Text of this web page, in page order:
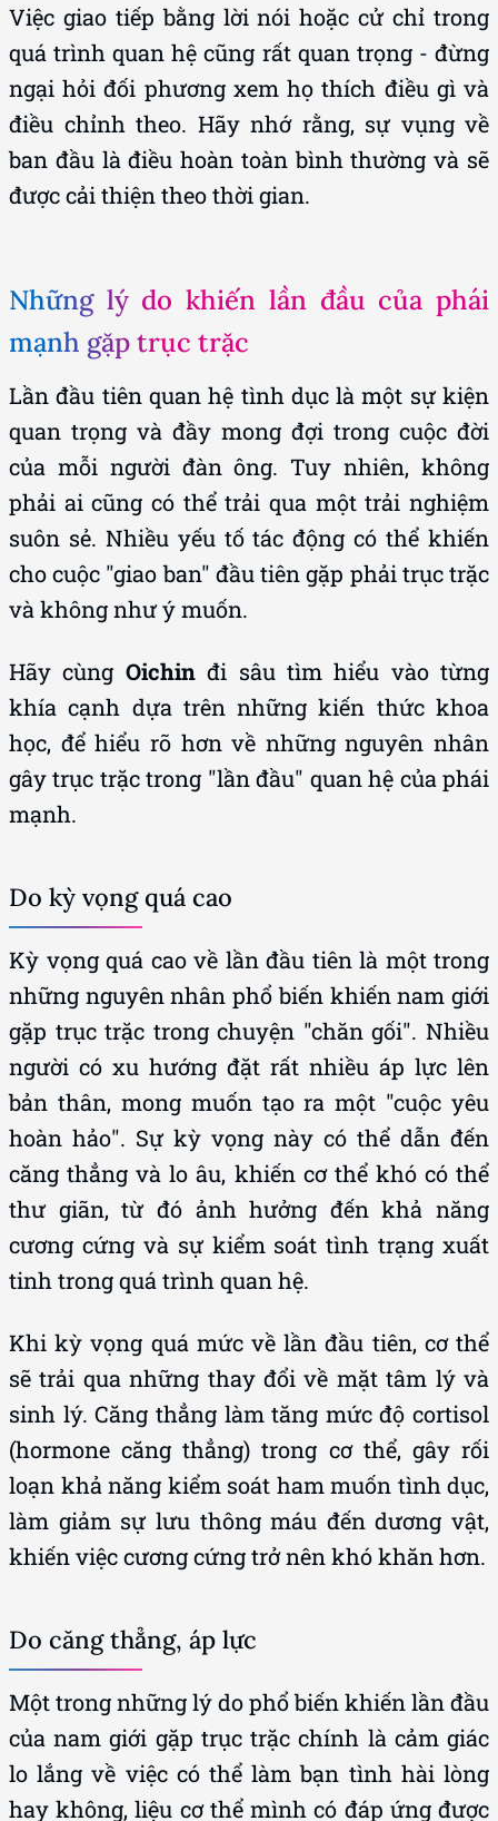
Việc giao tiếp bằng lời nói hoặc cử chỉ trong
quá trình quan hệ cũng rất quan trọng - đừng
ngại hỏi đối phương xem họ thích điều gì và
điều chỉnh theo. Hãy nhớ rằng, sự vụng về
ban đầu là điều hoàn toàn bình thường và sẽ
được cải thiện theo thời gian.
Những lý do khiến lần đầu của phái
mạnh gặp trục trặc
Lần đầu tiên quan hệ tình dục là một sự kiện
quan trọng và đầy mong đợi trong cuộc đời
của mỗi người đàn ông. Tuy nhiên, không
phải ai cũng có thể trải qua một trải nghiệm
suôn sẻ. Nhiều yếu tố tác động có thể khiến
cho cuộc "giao ban" đầu tiên gặp phải trục trặc
và không như ý muốn.
Hãy cùng Oichinđi sâu tìm hiểu vào từng
khía cạnh dựa trên những kiến thức khoa
học, để hiểu rõ hơn về những nguyên nhân
gây trục trặc trong "lần đầu" quan hệ của phái
mạnh.
Do kỳ vọng quá cao
Kỳ vọng quá cao về lần đầu tiên là một trong
những nguyên nhân phổ biến khiến nam giới
gặp trục trặc trong chuyện "chăn gối". Nhiều
người có xu hướng đặt rất nhiều áp lực lên
bản thân, mong muốn tạo ra một "cuộc yêu
hoàn hảo". Sự kỳ vọng này có thể dẫn đến
căng thẳng và lo âu, khiến cơ thể khó có thể
thư giãn, từ đó ảnh hưởng đến khả năng
cương cứng và sự kiểm soát tình trạng xuất
tinh trong quá trình quan hệ.
Khi kỳ vọng quá mức về lần đầu tiên, cơ thể
sẽ trải qua những thay đổi về mặt tâm lý và
sinh lý. Căng thẳng làm tăng mức độ cortisol
(hormone căng thẳng) trong cơ thể, gây rối
loạn khả năng kiểm soát ham muốn tình dục,
làm giảm sự lưu thông máu đến dương vật,
khiến việc cương cứng trở nên khó khăn hơn.
Do căng thẳng, áp lực
Một trong những lý do phổ biến khiến lần đầu
của nam giới gặp trục trặc chính là cảm giác
lo lắng về việc có thể làm bạn tình hài lòng
hay không, liệu cơ thể mình có đáp ứng được